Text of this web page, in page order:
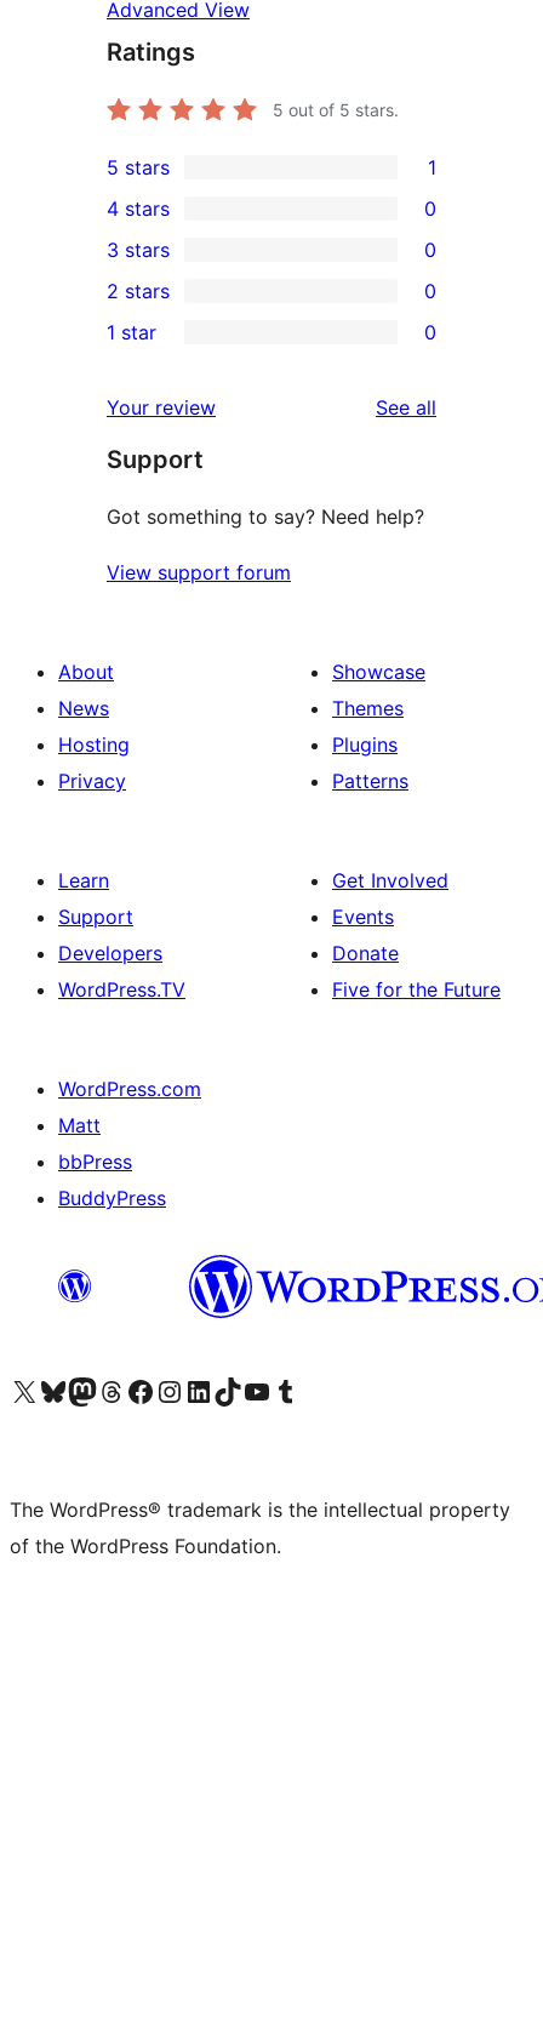
Advanced View
Ratings
5 out of 5 stars.
1
5-
star
review
5 stars 1
4-
star
reviews
4 stars 0
0
3-
star
3 stars 0
2-
reviews
2 stars 0
star
reviews
1 star 0
Your review See all
Support
Got something to say? Need help?
View support forum
About
News
Hosting
Privacy
Showcase
Themes
Plugins
Patterns
Learn
Support
Developers
WordPress.TV
Get Involved
Events
Donate
Five for the Future
WordPress.com
Matt
bbPress
BuddyPress
Visit our X (formerly Twitter) account
Visit our Bluesky account
Visit our Mastodon account
Visit our Threads account
Visit our Facebook page
Visit our Instagram account
Visit our LinkedIn account
Visit our TikTok account
Visit our YouTube channel
Visit our Tumblr account
The WordPress® trademark is the intellectual property
of the WordPress Foundation.